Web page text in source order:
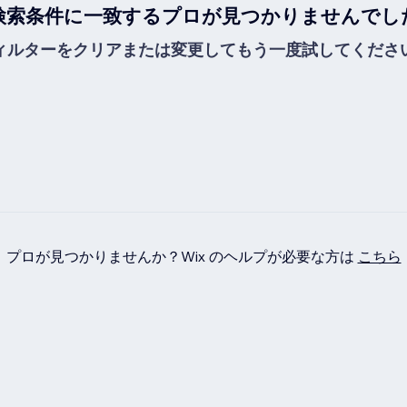
索条件に一致するプロが見つかりませんでし
ルターをクリアまたは変更してもう一度試してくださ
プロが見つかりませんか？Wix のヘルプが必要な方は こちら